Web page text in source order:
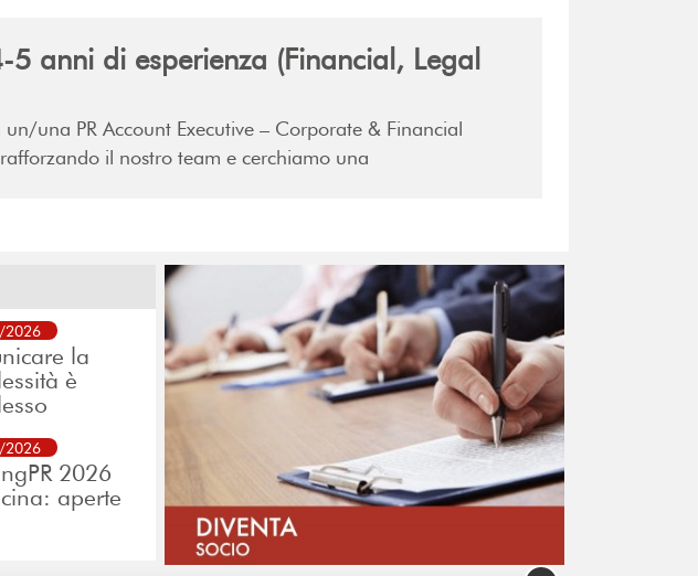
5 anni di esperienza (Financial, Legal
un/una PR Account Executive – Corporate & Financial
il nostro team e cerchiamo una
2026
la
è
2026
2026
aperte